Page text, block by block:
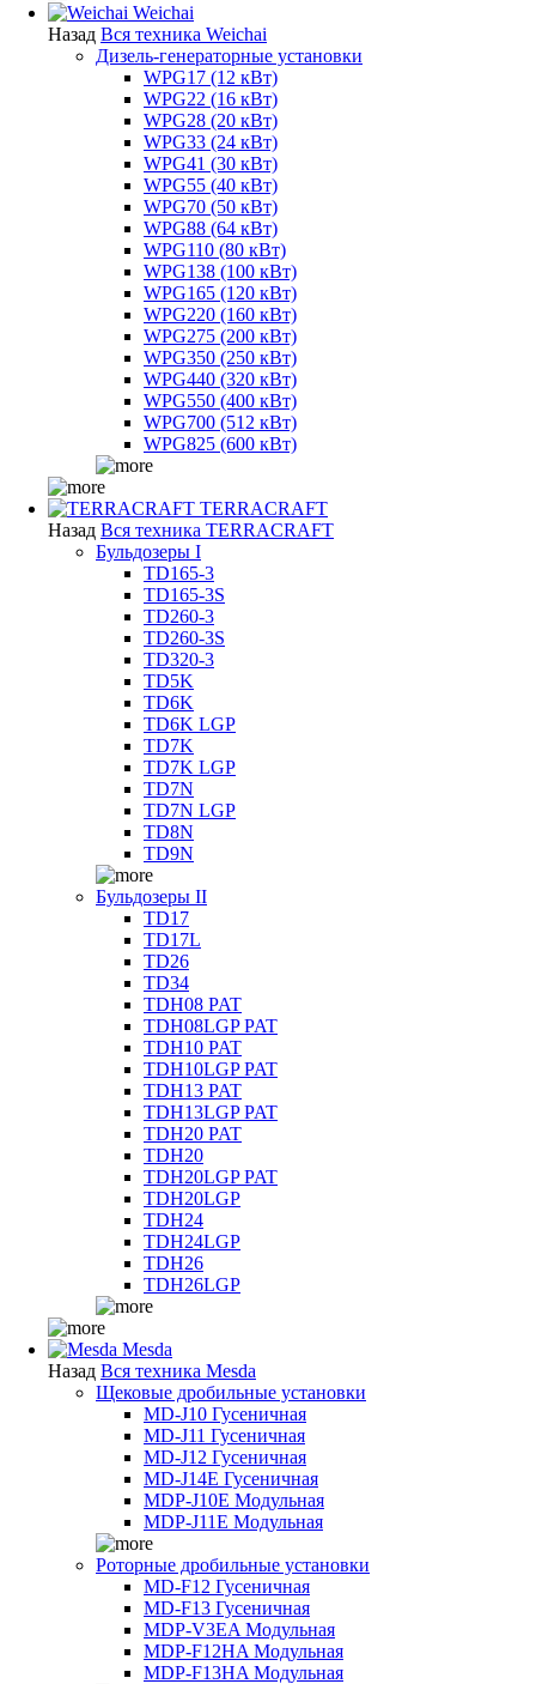
Weichai
Назад Вся техника Weichai
Дизель-генераторные установки
WPG17 (12 кВт)
WPG22 (16 кВт)
WPG28 (20 кВт)
WPG33 (24 кВт)
WPG41 (30 кВт)
WPG55 (40 кВт)
WPG70 (50 кВт)
WPG88 (64 кВт)
WPG110 (80 кВт)
WPG138 (100 кВт)
WPG165 (120 кВт)
WPG220 (160 кВт)
WPG275 (200 кВт)
WPG350 (250 кВт)
WPG440 (320 кВт)
WPG550 (400 кВт)
WPG700 (512 кВт)
WPG825 (600 кВт)
TERRACRAFT
Назад Вся техника TERRACRAFT
Бульдозеры I
TD165-3
TD165-3S
TD260-3
TD260-3S
TD320-3
TD5K
TD6K
TD6K LGP
TD7K
TD7K LGP
TD7N
TD7N LGP
TD8N
TD9N
Бульдозеры II
TD17
TD17L
TD26
TD34
TDH08 PAT
TDH08LGP PAT
TDH10 PAT
TDH10LGP PAT
TDH13 PAT
TDH13LGP PAT
TDH20 PAT
TDH20
TDH20LGP PAT
TDH20LGP
TDH24
TDH24LGP
TDH26
TDH26LGP
Mesda
Назад Вся техника Mesda
Щековые дробильные установки
MD-J10 Гусеничная
MD-J11 Гусеничная
MD-J12 Гусеничная
MD-J14E Гусеничная
MDP-J10E Модульная
MDP-J11E Модульная
Роторные дробильные установки
MD-F12 Гусеничная
MD-F13 Гусеничная
MDP-V3EA Модульная
MDP-F12HA Модульная
MDP-F13HA Модульная